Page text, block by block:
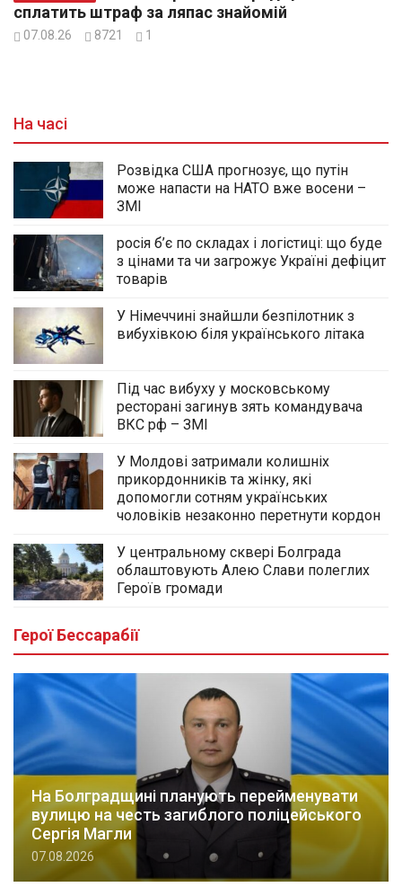
сплатить штраф за ляпас знайомій
07.08.26 8721 1
На часі
Розвідка США прогнозує, що путін
може напасти на НАТО вже восени –
ЗМІ
росія б’є по складах і логістиці: що буде
з цінами та чи загрожує Україні дефіцит
товарів
У Німеччині знайшли безпілотник з
вибухівкою біля українського літака
Під час вибуху у московському
ресторані загинув зять командувача
ВКС рф – ЗМІ
У Молдові затримали колишніх
прикордонників та жінку, які
допомогли сотням українських
чоловіків незаконно перетнути кордон
У центральному сквері Болграда
облаштовують Алею Слави полеглих
Героїв громади
Герої Бессарабії
На Болградщині планують перейменувати
вулицю на честь загиблого поліцейського
Сергія Магли
07.08.2026